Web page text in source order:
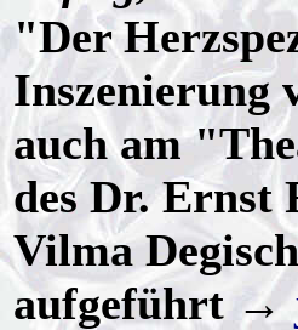
"Der
Inszenierung
auch am
des Dr. Ernst
Vilma
aufgeführt →